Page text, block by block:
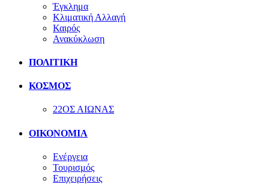
Έγκλημα
Κλιματική Αλλαγή
Καιρός
Ανακύκλωση
ΠΟΛΙΤΙΚΗ
ΚΟΣΜΟΣ
22ΟΣ ΑΙΩΝΑΣ
ΟΙΚΟΝΟΜΙΑ
Ενέργεια
Τουρισμός
Επιχειρήσεις